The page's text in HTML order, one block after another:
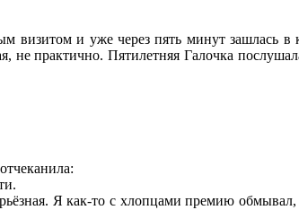
визитом и уже через пять минут зашлась в
практично. Пятилетняя Галочка
Я как-то с хлопцами премию